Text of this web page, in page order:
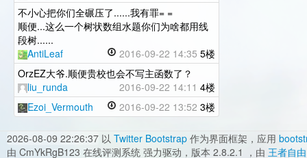
不小心把你们全碾压了......我有罪= =
顺便...这么一个树状数组水题你们为啥都用线
段树......
AntiLeaf
2016-09-22 14:35 5楼
OrzEZ大爷.顺便贵校也会不写主函数了？
liu_runda
2016-09-22 14:11 4楼
Ezoi_Vermouth
2016-09-22 13:52 3楼
2026-08-09 22:26:37 以 Twitter Bootstrap 作为界面框架，应用
由 CmYkRgB123 在线评测系统 强力驱动，版本 2.8.2.1 ，由 王者自由